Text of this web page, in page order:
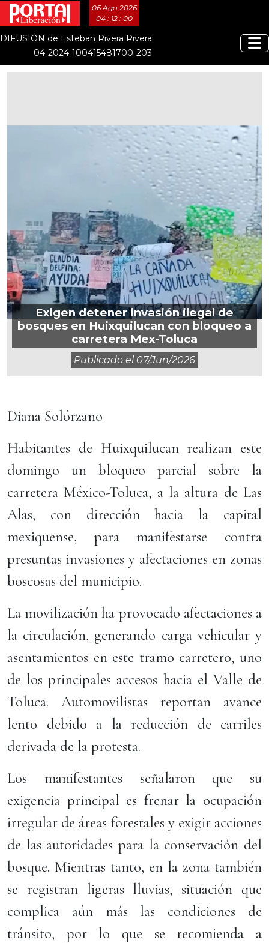
06 Ago 2026
04 : 12 : 00
DIFUSIÓN de Esteban Rivera Rivera
04-2024-100415481700-203
Exigen detener invasión ilegal de
bosques en Huixquilucan con bloqueo a
carretera Mex-Toluca
Publicado el 07/jun/2026
Diana Solórzano
Habitantes de Huixquilucan realizan este
domingo un bloqueo parcial sobre la
carretera México-Toluca, a la altura de Las
Alas, con dirección hacia la capital
mexiquense, para manifestarse contra
presuntas invasiones y afectaciones en zonas
boscosas del municipio.
La movilización ha provocado afectaciones a
la circulación, generando carga vehicular y
asentamientos en este tramo carretero, uno
de los principales accesos hacia el Valle de
Toluca. Automovilistas reportan avance
lento debido a la reducción de carriles
derivada de la protesta.
Los manifestantes señalaron que su
exigencia principal es frenar la ocupación
irregular de áreas forestales y exigir acciones
de las autoridades para la conservación del
bosque. Mientras tanto, en la zona también
se registran ligeras lluvias, situación que
complica aún más las condiciones de
tránsito, por lo que se recomienda a